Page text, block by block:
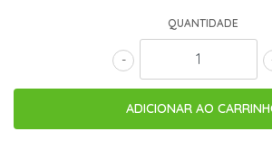
QUANTIDADE
-